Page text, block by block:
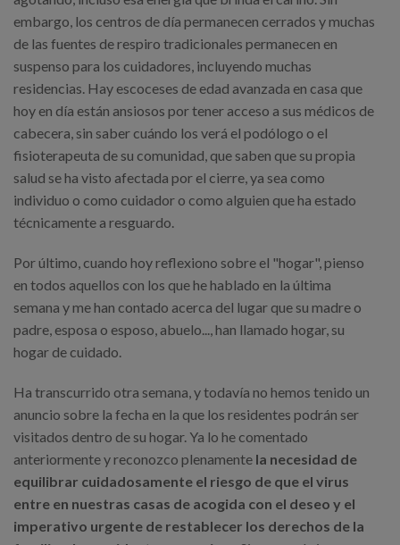
embargo, los centros de día permanecen cerrados y muchas
de las fuentes de respiro tradicionales permanecen en
suspenso para los cuidadores, incluyendo muchas
residencias. Hay escoceses de edad avanzada en casa que
hoy en día están ansiosos por tener acceso a sus médicos de
cabecera, sin saber cuándo los verá el podólogo o el
fisioterapeuta de su comunidad, que saben que su propia
salud se ha visto afectada por el cierre, ya sea como
individuo o como cuidador o como alguien que ha estado
técnicamente a resguardo.
Por último, cuando hoy reflexiono sobre el "hogar", pienso
en todos aquellos con los que he hablado en la última
semana y me han contado acerca del lugar que su madre o
padre, esposa o esposo, abuelo..., han llamado hogar, su
hogar de cuidado.
Ha transcurrido otra semana, y todavía no hemos tenido un
anuncio sobre la fecha en la que los residentes podrán ser
visitados dentro de su hogar. Ya lo he comentado
anteriormente y reconozco plenamente la necesidad de
equilibrar cuidadosamente el riesgo de que el virus
entre en nuestras casas de acogida con el deseo y el
imperativo urgente de restablecer los derechos de la